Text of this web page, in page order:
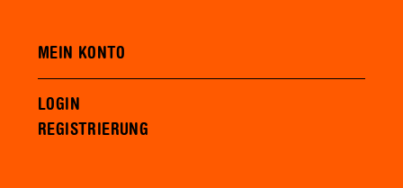
MEIN KONTO
LOGIN
REGISTRIERUNG